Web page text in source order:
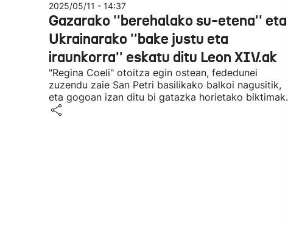
2025/05/11 - 14:37
Gazarako ''berehalako su-etena'' eta
Ukrainarako ''bake justu eta
iraunkorra'' eskatu ditu Leon XIV.ak
"Regina Coeli" otoitza egin ostean, fededunei
zuzendu zaie San Petri basilikako balkoi nagusitik,
eta gogoan izan ditu bi gatazka horietako biktimak.